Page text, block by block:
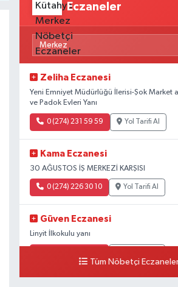
Eczaneler
Zeliha Eczanesi
Yeni Emniyet Müdürlüğü İlerisi-Şok Market
ve Padok Evleri Yanı
0 (274) 231 59 59 Yol Tarifi Al
Kama Eczanesi
30 AĞUSTOS İŞ MERKEZİ KARŞISI
0 (274) 226 30 10 Yol Tarifi Al
Güven Eczanesi
Linyit İlkokulu yanı
Tüm Nöbetçi